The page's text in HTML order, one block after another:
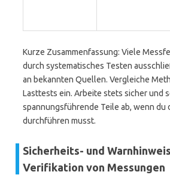
Kurze Zusammenfassung: Viele
durch systematisches Testen
an bekannten Quellen. Vergleiche
Lasttests ein. Arbeite stets sicher und
spannungsführende Teile ab, wenn du
durchführen musst.
Sicherheits- und
Verifikation von Messungen